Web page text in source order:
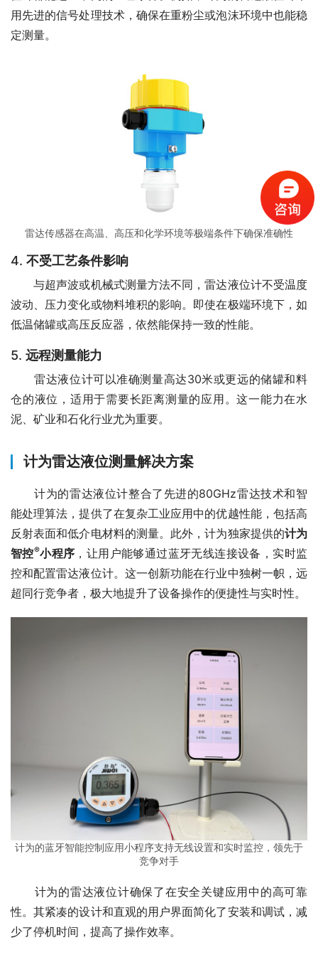
用先进的信号处理技术，确保在重粉尘或泡沫环境中也能稳
定测量。
雷达传感器在高温、高压和化学环境等极端条件下确保准确性
4. 不受工艺条件影响
与超声波或机械式测量方法不同，雷达液位计不受温度
波动、压力变化或物料堆积的影响。即使在极端环境下，如
低温储罐或高压反应器，依然能保持一致的性能。
5. 远程测量能力
雷达液位计可以准确测量高达30米或更远的储罐和料
仓的液位，适用于需要长距离测量的应用。这一能力在水
泥、矿业和石化行业尤为重要。
计为雷达液位测量解决方案
计为的雷达液位计整合了先进的80GHz雷达技术和智
能处理算法，提供了在复杂工业应用中的优越性能，包括高
反射表面和低介电材料的测量。此外，计为独家提供的计为
智控®小程序 ，让用户能够通过蓝牙无线连接设备，实时监
控和配置雷达液位计。这一创新功能在行业中独树一帜，远
超同行竞争者，极大地提升了设备操作的便捷性与实时性。
计为的蓝牙智能控制应用小程序支持无线设置和实时监控，领先于
竞争对手
计为的雷达液位计确保了在安全关键应用中的高可靠
性。其紧凑的设计和直观的用户界面简化了安装和调试，减
少了停机时间，提高了操作效率。